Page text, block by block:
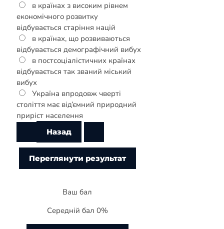
в країнах з високим рівнем
економічного розвитку
відбувається старіння націй
в країнах, що розвиваються
відбувається демографічний вибух
в постсоціалістичних країнах
відбувається так званий міський
вибух
Україна впродовж чверті
століття має від’ємний природний
приріст населення
Ваш бал
Середній бал 0%